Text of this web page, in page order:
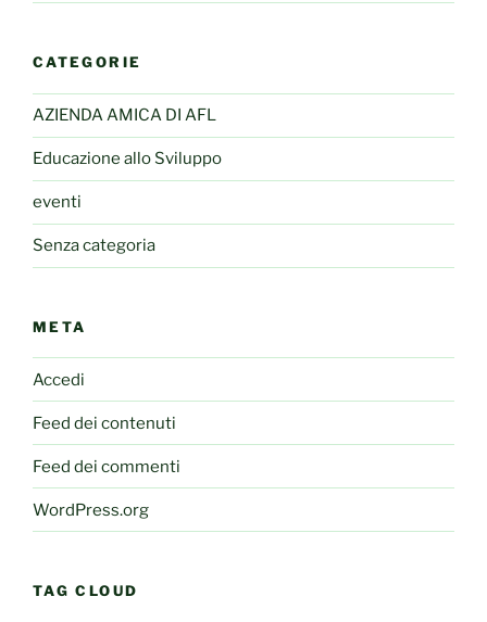
CATEGORIE
AZIENDA AMICA DI AFL
Educazione allo Sviluppo
eventi
Senza categoria
META
Accedi
Feed dei contenuti
Feed dei commenti
WordPress.org
TAG CLOUD